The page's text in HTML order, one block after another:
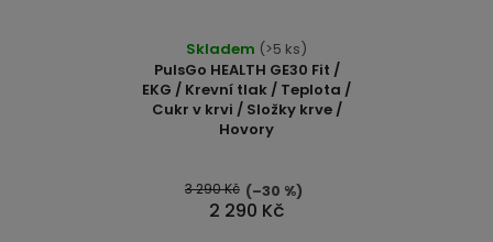
PulsGo HEALTH GE30 Fit /
EKG / Krevní tlak / Teplota /
Cukr v krvi / Složky krve /
Hovory
Skladem (>5 ks)
2 290 Kč
3 290 Kč (–30 %)